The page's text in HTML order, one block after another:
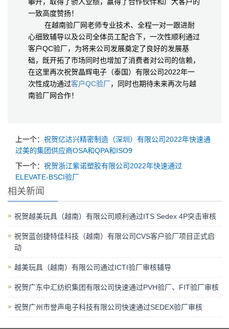
一致高度赞扬！
在越南验厂网老师专业技术、全程一对一跟进耐
心细致辅导以及公司全体员工配合下，一次性顺利通过
客户QC验厂，为将来公司发展奠定了良好的发展基
础，既开拓了市场同时也增加了消费者对公司的信赖，
在这里再次祝贺晶辉电子（泰国）有限公司2022年一
次性成功通过客户QC验厂，同时也期待未来再次与越
南验厂网合作！
上一个： 祝贺亿达兴精密制造（深圳）有限公司2022年快速通
过美的集团供应商OSA和QPA和ISO9
下一个： 祝贺浙江紫诺塑胶有限公司2022年快速通过
ELEVATE-BSCI验厂
相关新闻
祝贺越美玩具（越南）有限公司顺利通过ITS Sedex 4P突击审核
祝贺蓝创捷特佳科技（越南）有限公司CVS客户验厂项目正式启
动
越美玩具（越南）有限公司通过ICTI验厂审核辅导
祝贺广东中汇纺织集团有限公司快速通过PVH验厂、FIT验厂审核
祝贺广州市誉声电子科技有限公司快速通过SEDEX验厂审核